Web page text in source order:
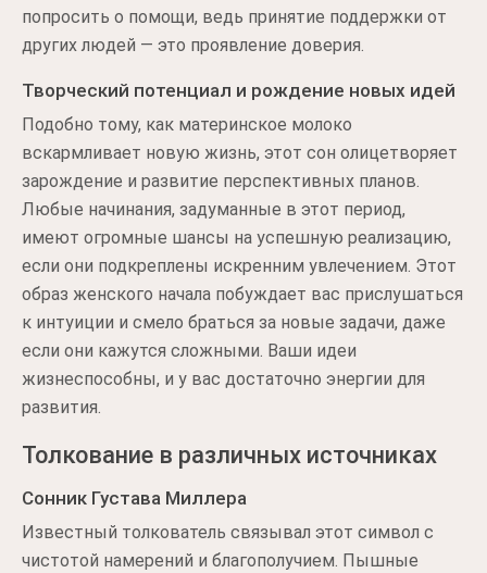
попросить о помощи, ведь принятие поддержки от
других людей — это проявление доверия.
Творческий потенциал и рождение новых идей
Подобно тому, как материнское молоко
вскармливает новую жизнь, этот сон олицетворяет
зарождение и развитие перспективных планов.
Любые начинания, задуманные в этот период,
имеют огромные шансы на успешную реализацию,
если они подкреплены искренним увлечением. Этот
образ женского начала побуждает вас прислушаться
к интуиции и смело браться за новые задачи, даже
если они кажутся сложными. Ваши идеи
жизнеспособны, и у вас достаточно энергии для
развития.
Толкование в различных источниках
Сонник Густава Миллера
Известный толкователь связывал этот символ с
чистотой намерений и благополучием. Пышные